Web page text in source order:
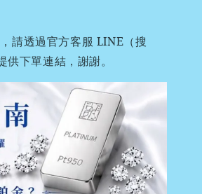
請透過官方客服 LINE（搜
下單連結，謝謝。